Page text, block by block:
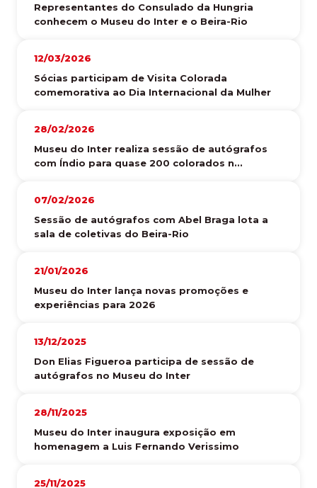
Representantes do Consulado da Hungria
conhecem o Museu do Inter e o Beira-Rio
12/03/2026
Sócias participam de Visita Colorada
comemorativa ao Dia Internacional da Mulher
28/02/2026
Museu do Inter realiza sessão de autógrafos
com Índio para quase 200 colorados n...
07/02/2026
Sessão de autógrafos com Abel Braga lota a
sala de coletivas do Beira-Rio
21/01/2026
Museu do Inter lança novas promoções e
experiências para 2026
13/12/2025
Don Elias Figueroa participa de sessão de
autógrafos no Museu do Inter
28/11/2025
Museu do Inter inaugura exposição em
homenagem a Luis Fernando Verissimo
25/11/2025